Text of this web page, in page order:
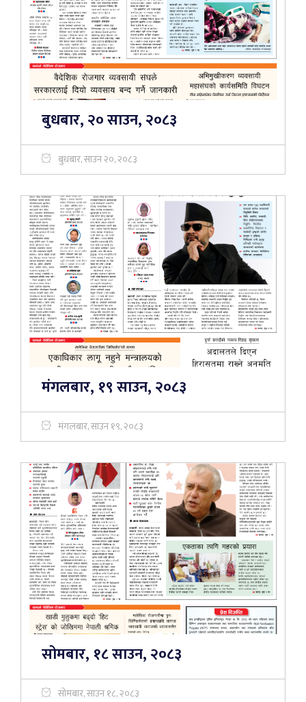
बुधबार, २० साउन, २०८३
बुधबार, साउन २०, २०८३
मंगलबार, १९ साउन, २०८३
मंगलबार, साउन १९, २०८३
सोमबार, १८ साउन, २०८३
सोमबार, साउन १८, २०८३